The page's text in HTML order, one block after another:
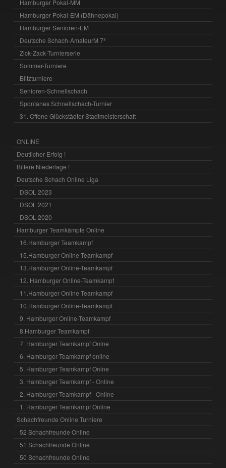
Hamburger Pokal-MM
Hamburger Pokal-EM (Dähnepokal)
Hamburger Senioren-EM
Deutsche Schach-AmateurM 7³
Zick-Zack-Turnierserie
Sommer-Turniere
Blitzturniere
Senioren-Schnellschach
Spontanes Schnellschach-Turnier
31. Offene Glückstädter Stadtmeisterschaft
ONLINE
Deutlicher Erfolg !
Bittere Niederlage !
Deutsche Schach Online Liga
DSOL 2023
DSOL 2021
DSOL 2020
Hamburger Teamkämpfe Online
16.Hamburger Teamkampf
15.Hamburger Online-Teamkampf
13.Hamburger Online-Teamkampf
12. Hamburger Online-Teamkampf
11.Hamburger Online Teamkampf
10.Hamburger Online-Teamkampf
9. Hamburger Online-Teamkampf
8.Hamburger Teamkampf
7. Hamburger Teamkampf Onlne
6. Hamburger Teamkampf online
5. Hamburger Teamkampf Onlne
3. Hamburger Teamkampf - Online
2. Hamburger Teamkampf - Online
1. Hamburger Teamkampf Online
Schachfreunde Online Turniere
52 Schachfreunde Online
51 Schachfreunde Online
50 Schachfreunde Online